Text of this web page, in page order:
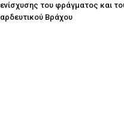
ενίσχυσης του φράγματος και
αρδευτικού Βράχου